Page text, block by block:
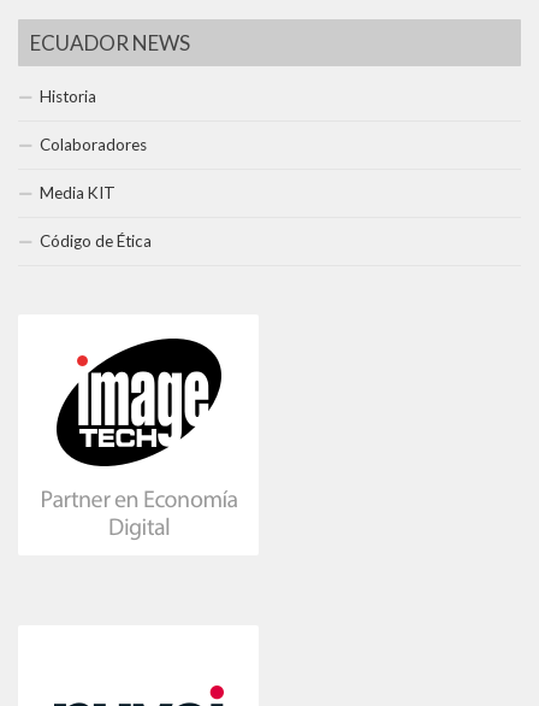
ECUADOR NEWS
Historia
Colaboradores
Media KIT
Código de Ética